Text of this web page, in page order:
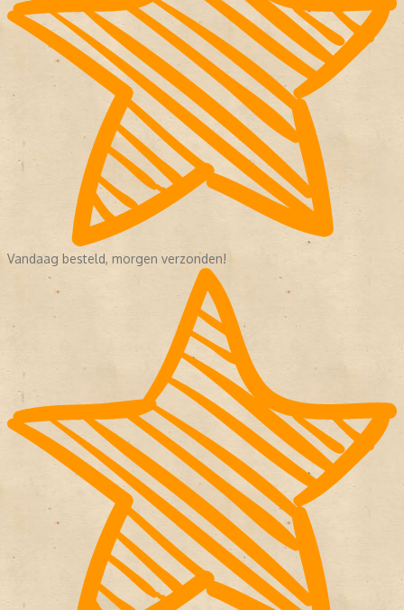
Vandaag besteld, morgen verzonden!